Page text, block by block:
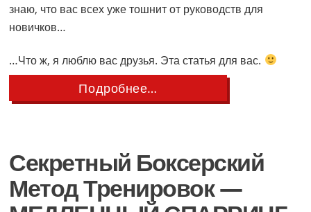
знаю, что вас всех уже тошнит от руководств для
новичков…
…Что ж, я люблю вас друзья. Эта статья для вас.
Подробнее…
10
Работы
Ног
Секретный Боксерский
Метод Тренировок —